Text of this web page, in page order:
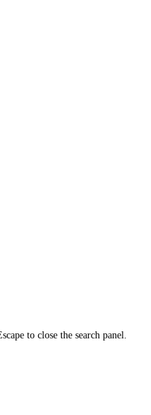
to close the search panel.